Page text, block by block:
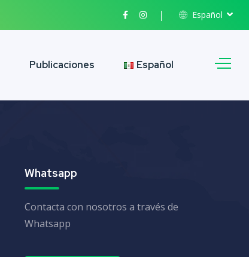
Español
Publicaciones Español
Whatsapp
Contacta con nosotros a través de
Whatsapp